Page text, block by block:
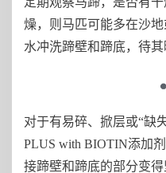
燥，则马匹可能多在沙
水冲洗蹄壁和蹄底，待其
对于有易碎、掀层或“缺
PLUS with BIOTIN添加
接蹄壁和蹄底的部分变